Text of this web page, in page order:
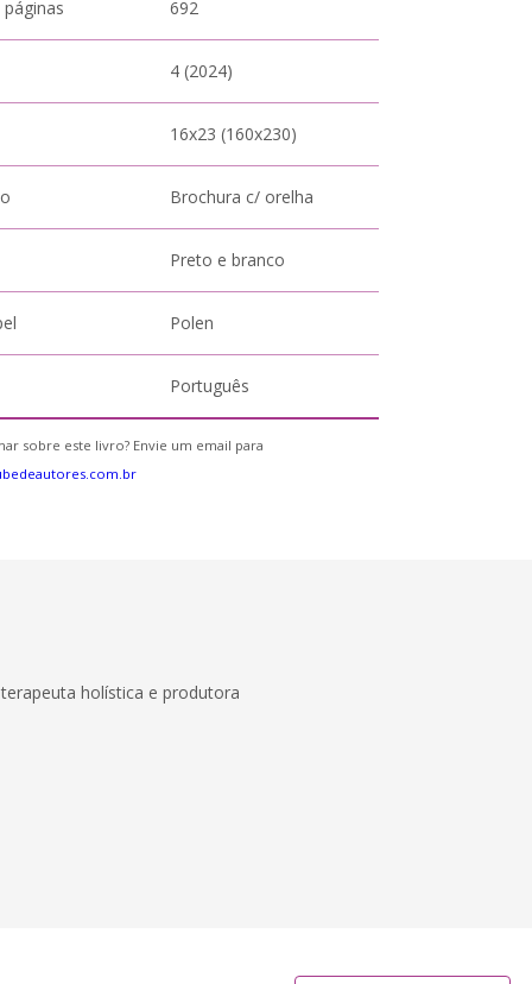
692
4 (2024)
16x23 (160x230)
Brochura c/ orelha
Preto e branco
Polen
Português
sobre este livro? Envie um email para
holística e produtora